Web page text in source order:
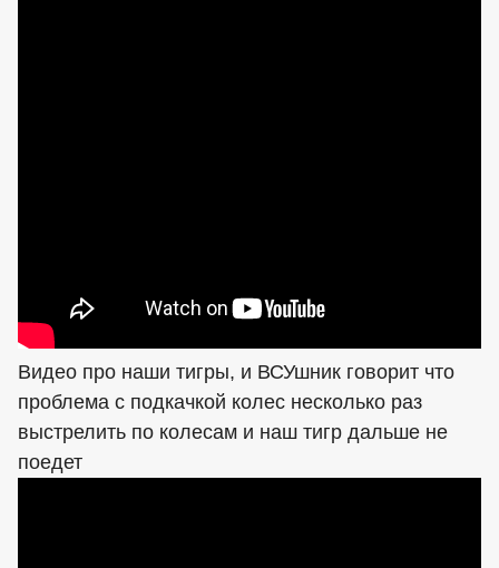
Видео про наши тигры, и ВСУшник говорит что
проблема с подкачкой колес несколько раз
выстрелить по колесам и наш тигр дальше не
поедет